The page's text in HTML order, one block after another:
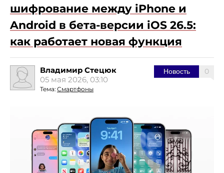
шифрование между iPhone и
Android в бета-версии iOS 26.5:
как работает новая функция
0
Новость
Владимир Стецюк
05 мая 2026, 03:10
Тема: Смартфоны